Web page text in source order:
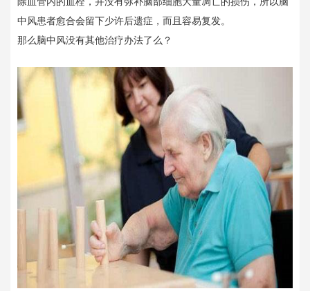
中风患者愈合会留下少许后遗症，而且容易复发。
那么脑中风没有其他治疗办法了么？